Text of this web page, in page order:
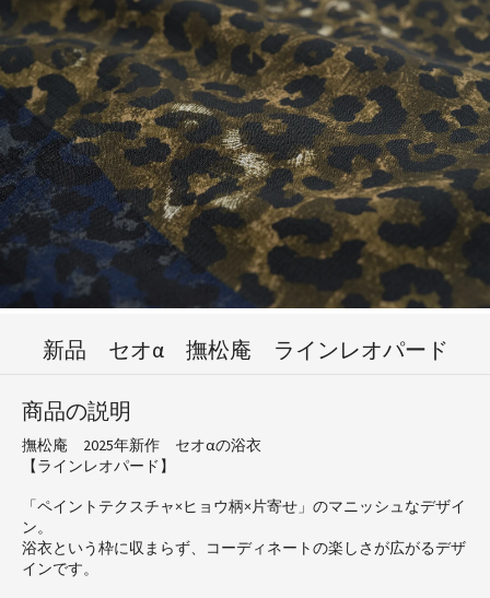
新品 セオα 撫松庵 ラインレオパード
商品の説明
撫松庵 2025年新作 セオαの浴衣
【ラインレオパード】
「ペイントテクスチャ×ヒョウ柄×片寄せ」のマニッシュなデザイ
ン。
浴衣という枠に収まらず、コーディネートの楽しさが広がるデザ
インです。